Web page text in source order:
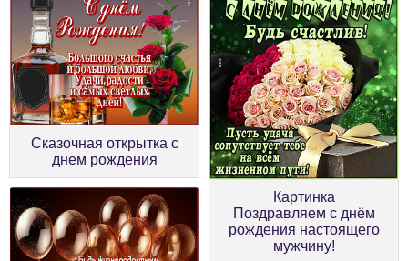
Сказочная открытка с
днем рождения
Картинка
Поздравляем с днём
рождения настоящего
мужчину!